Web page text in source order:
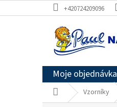
na
+420724209096
Moje objednávka
Domů Vzorníky